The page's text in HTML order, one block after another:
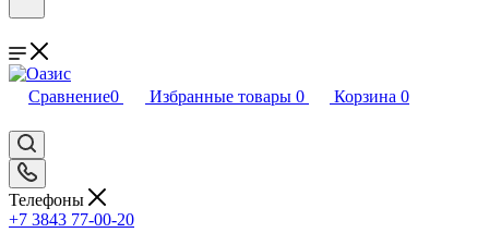
Сравнение0 Избранные товары 0 Корзина 0
Телефоны
+7 3843 77-00-20